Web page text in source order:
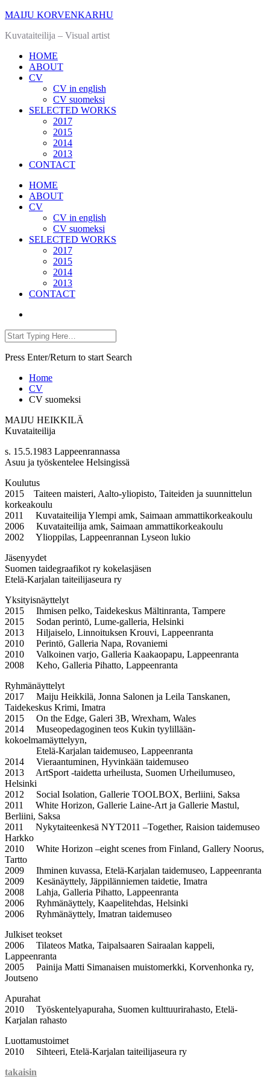
MAIJU KORVENKARHU
Kuvataiteilija – Visual artist
HOME
ABOUT
CV
CV in english
CV suomeksi
SELECTED WORKS
2017
2015
2014
2013
CONTACT
HOME
ABOUT
CV
CV in english
CV suomeksi
SELECTED WORKS
2017
2015
2014
2013
CONTACT
Press Enter/Return to start Search
Home
CV
CV suomeksi
MAIJU HEIKKILÄ
Kuvataiteilija
s. 15.5.1983 Lappeenrannassa
Asuu ja työskentelee Helsingissä
Koulutus
2015 Taiteen maisteri, Aalto-yliopisto, Taiteiden ja suunnittelun
korkeakoulu
2011 Kuvataiteilija Ylempi amk, Saimaan ammattikorkeakoulu
2006 Kuvataiteilija amk, Saimaan ammattikorkeakoulu
2002 Ylioppilas, Lappeenrannan Lyseon lukio
Jäsenyydet
Suomen taidegraafikot ry kokelasjäsen
Etelä-Karjalan taiteilijaseura ry
Yksityisnäyttelyt
2015 Ihmisen pelko, Taidekeskus Mältinranta, Tampere
2015 Sodan perintö, Lume-galleria, Helsinki
2013 Hiljaiselo, Linnoituksen Krouvi, Lappeenranta
2010 Perintö, Galleria Napa, Rovaniemi
2010 Valkoinen varjo, Galleria Kaakaopapu, Lappeenranta
2008 Keho, Galleria Pihatto, Lappeenranta
Ryhmänäyttelyt
2017 Maiju Heikkilä, Jonna Salonen ja Leila Tanskanen,
Taidekeskus Krimi, Imatra
2015 On the Edge, Galeri 3B, Wrexham, Wales
2014 Museopedagoginen teos Kukin tyylillään-
kokoelmamäyttelyyn,
Etelä-Karjalan taidemuseo, Lappeenranta
2014 Vieraantuminen, Hyvinkään taidemuseo
2013 ArtSport -taidetta urheilusta, Suomen Urheilumuseo,
Helsinki
2012 Social Isolation, Gallerie TOOLBOX, Berliini, Saksa
2011 White Horizon, Gallerie Laine-Art ja Gallerie Mastul,
Berliini, Saksa
2011 Nykytaiteenkesä NYT2011 –Together, Raision taidemuseo
Harkko
2010 White Horizon –eight scenes from Finland, Gallery Noorus,
Tartto
2009 Ihminen kuvassa, Etelä-Karjalan taidemuseo, Lappeenranta
2009 Kesänäyttely, Jäppilänniemen taidetie, Imatra
2008 Lahja, Galleria Pihatto, Lappeenranta
2006 Ryhmänäyttely, Kaapelitehdas, Helsinki
2006 Ryhmänäyttely, Imatran taidemuseo
Julkiset teokset
2006 Tilateos Matka, Taipalsaaren Sairaalan kappeli,
Lappeenranta
2005 Painija Matti Simanaisen muistomerkki, Korvenhonka ry,
Joutseno
Apurahat
2010 Työskentelyapuraha, Suomen kulttuurirahasto, Etelä-
Karjalan rahasto
Luottamustoimet
2010 Sihteeri, Etelä-Karjalan taiteilijaseura ry
takaisin